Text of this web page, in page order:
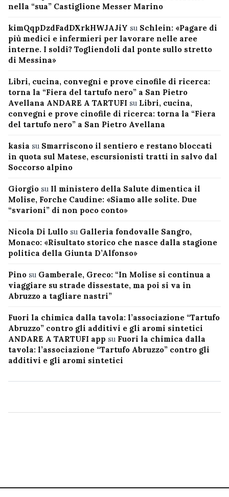
nella “sua” Castiglione Messer Marino
kimQqpDzdFadDXrkHWJAJiY su Schlein: «Pagare di
più medici e infermieri per lavorare nelle aree
interne. I soldi? Togliendoli dal ponte sullo stretto
di Messina»
Libri, cucina, convegni e prove cinofile di ricerca:
torna la “Fiera del tartufo nero” a San Pietro
Avellana ANDARE A TARTUFI su Libri, cucina,
convegni e prove cinofile di ricerca: torna la “Fiera
del tartufo nero” a San Pietro Avellana
kasia su Smarriscono il sentiero e restano bloccati
in quota sul Matese, escursionisti tratti in salvo dal
Soccorso alpino
Giorgio su Il ministero della Salute dimentica il
Molise, Forche Caudine: «Siamo alle solite. Due
“svarioni” di non poco conto»
Nicola Di Lullo su Galleria fondovalle Sangro,
Monaco: «Risultato storico che nasce dalla stagione
politica della Giunta D’Alfonso»
Pino su Gamberale, Greco: “In Molise si continua a
viaggiare su strade dissestate, ma poi si va in
Abruzzo a tagliare nastri”
Fuori la chimica dalla tavola: l’associazione “Tartufo
Abruzzo” contro gli additivi e gli aromi sintetici
ANDARE A TARTUFI app su Fuori la chimica dalla
tavola: l’associazione “Tartufo Abruzzo” contro gli
additivi e gli aromi sintetici